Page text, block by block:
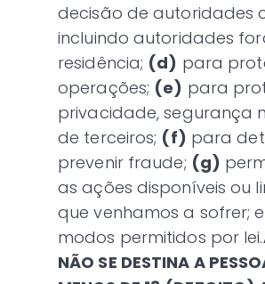
decisão de autoridades
incluindo autoridades
residência; (d) para
operações; (e) para
privacidade, segurança
de terceiros; (f) para
prevenir fraude; (g)
as ações disponíveis ou
que venhamos a sofrer; e
modos permitidos por lei.
NÃO SE DESTINA A